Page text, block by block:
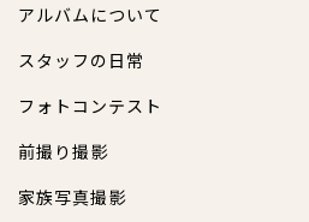
アルバムについて
スタッフの日常
フォトコンテスト
前撮り撮影
家族写真撮影